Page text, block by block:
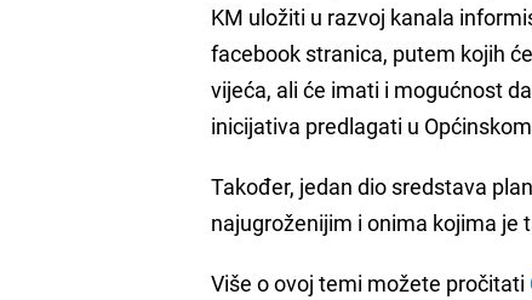
KM uložiti u razvoj kanala
facebook stranica, putem kojih
vijeća, ali će imati i mogućnost
inicijativa predlagati u
Također, jedan dio sredstava
najugroženijim i onima kojima je
Više o ovoj temi možete pročitati